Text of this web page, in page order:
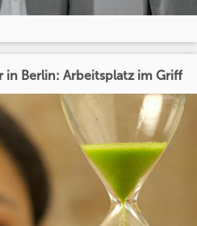
in Berlin: Arbeitsplatz im Griff